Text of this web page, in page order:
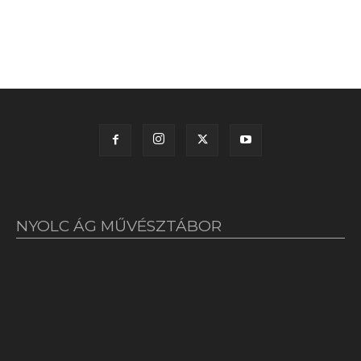
NYOLC ÁG MŰVÉSZTÁBOR